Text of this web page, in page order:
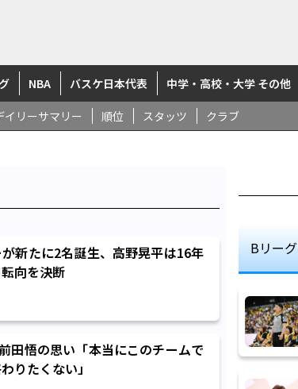
NBA バスケ日本代表 中学・高校・大学 その他
イリーサマリー 順位 スタッツ
クラブ
新たに2名誕生、高野晃平は16年
向を決断
田悟の思い「本当にこのチームで
りたくない」
Bリーグ